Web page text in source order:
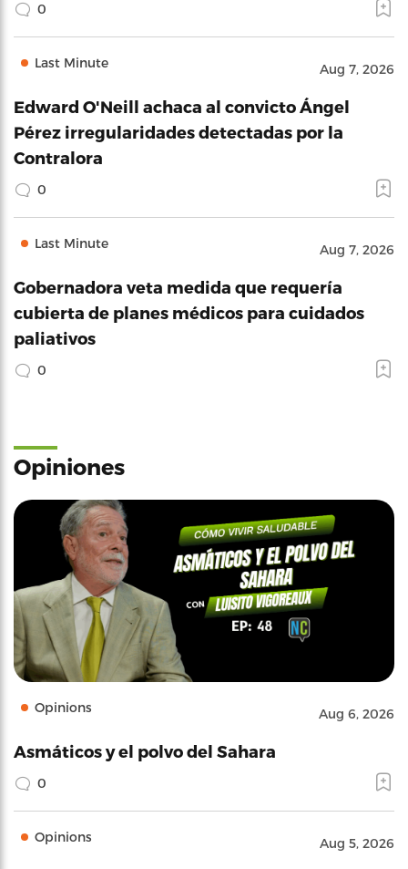
0
Last Minute Aug 7, 2026
Edward O'Neill achaca al convicto Ángel
Pérez irregularidades detectadas por la
Contralora
0
Last Minute Aug 7, 2026
Gobernadora veta medida que requería
cubierta de planes médicos para cuidados
paliativos
0
Opiniones
Opinions Aug 6, 2026
Asmáticos y el polvo del Sahara
0
Opinions Aug 5, 2026